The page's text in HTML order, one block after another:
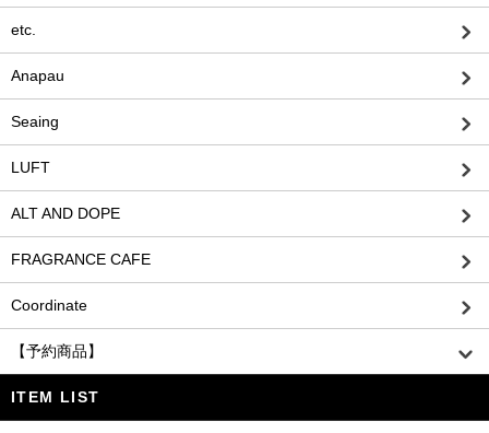
etc.
Anapau
Seaing
LUFT
ALT AND DOPE
FRAGRANCE CAFE
Coordinate
【予約商品】
ITEM LIST